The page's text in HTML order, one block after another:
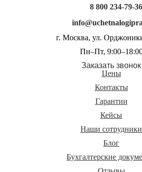
Цены
Контакты
Гарантии
Кейсы
Наши сотрудники
Блог
Бухгалтерские
8 800 234-79-36
г. Москва, ул.
Пн–Пт,
Заказать звонок